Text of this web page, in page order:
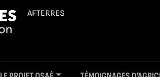
AFTERRES